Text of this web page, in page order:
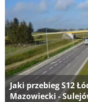
Jaki przebieg S12
Mazowiecki -